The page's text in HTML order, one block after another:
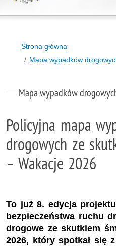
Strona główna
Mapa wypadków
Mapa wypadków
Policyjna mapa
drogowych ze
– Wakacje 2026
To już 8. edycja
bezpieczeństwa ruchu
drogowe ze skutkiem
2026, który spotkał się